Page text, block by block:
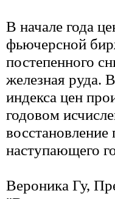
В начале года
фьючерсной
постепенного
железная руда.
индекса цен
годовом
наступающего
Вероника Гу,